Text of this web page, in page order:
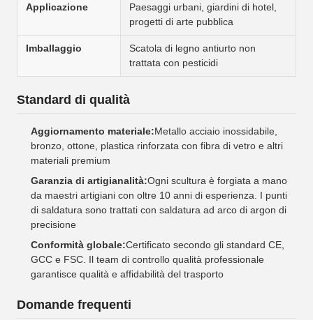
Applicazione
Paesaggi urbani, giardini di hotel,
progetti di arte pubblica
Imballaggio
Scatola di legno antiurto non
trattata con pesticidi
Standard di qualità
Aggiornamento materiale:Metallo acciaio inossidabile,
bronzo, ottone, plastica rinforzata con fibra di vetro e altri
materiali premium
Garanzia di artigianalità:Ogni scultura è forgiata a mano
da maestri artigiani con oltre 10 anni di esperienza. I punti
di saldatura sono trattati con saldatura ad arco di argon di
precisione
Conformità globale:Certificato secondo gli standard CE,
GCC e FSC. Il team di controllo qualità professionale
garantisce qualità e affidabilità del trasporto
Domande frequenti